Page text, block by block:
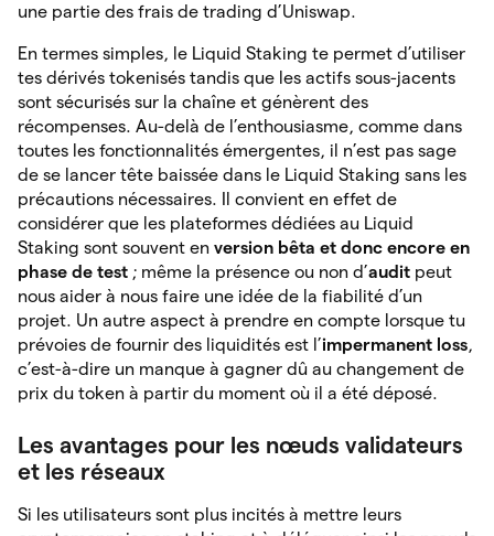
une partie des frais de trading d’Uniswap.
En termes simples, le Liquid Staking te permet d’utiliser
tes dérivés tokenisés tandis que les actifs sous-jacents
sont sécurisés sur la chaîne et génèrent des
récompenses. Au-delà de l’enthousiasme, comme dans
toutes les fonctionnalités émergentes, il n’est pas sage
de se lancer tête baissée dans le Liquid Staking sans les
précautions nécessaires. Il convient en effet de
considérer que les plateformes dédiées au Liquid
Staking sont souvent en version bêta et donc encore en
phase de test ; même la présence ou non d’audit peut
nous aider à nous faire une idée de la fiabilité d’un
projet. Un autre aspect à prendre en compte lorsque tu
prévoies de fournir des liquidités est l’impermanent loss,
c’est-à-dire un manque à gagner dû au changement de
prix du token à partir du moment où il a été déposé.
Les avantages pour les nœuds validateurs
et les réseaux
Si les utilisateurs sont plus incités à mettre leurs